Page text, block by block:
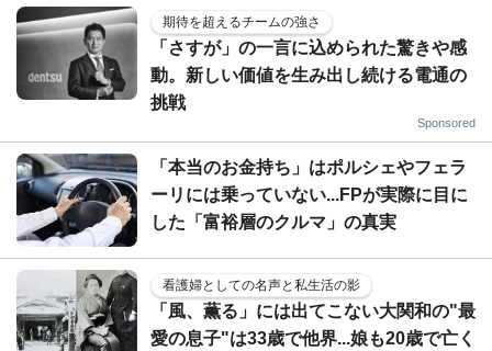
期待を超えるチームの強さ
「さすが」の一言に込められた驚きや感
動。新しい価値を生み出し続ける電通の
挑戦
Sponsored
「本当のお金持ち」はポルシェやフェラ
ーリには乗っていない...FPが実際に目に
した「富裕層のクルマ」の真実
看護婦としての名声と私生活の影
「風、薫る」には出てこない大関和の"最
愛の息子"は33歳で他界...娘も20歳で亡く